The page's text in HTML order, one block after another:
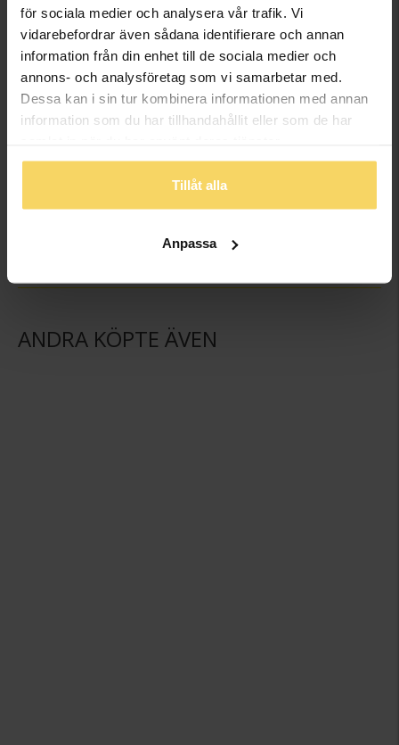
för sociala medier och analysera vår trafik. Vi
vidarebefordrar även sådana identifierare och annan
information från din enhet till de sociala medier och
annons- och analysföretag som vi samarbetar med.
Dessa kan i sin tur kombinera informationen med annan
information som du har tillhandahållit eller som de har
Tillåt alla
Anpassa
Kedja i äkta silver 40 cm
Kedja i äkta silver 42 cm
ANDRA KÖPTE ÄVEN